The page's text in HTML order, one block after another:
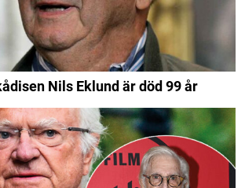
Nils Eklund är död 99 år